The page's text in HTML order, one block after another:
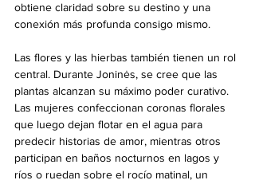
obtiene claridad sobre su destino y una
conexión más profunda consigo mismo.
Las flores y las hierbas también tienen un rol
central. Durante Joninės, se cree que las
plantas alcanzan su máximo poder curativo.
Las mujeres confeccionan coronas florales
que luego dejan flotar en el agua para
predecir historias de amor, mientras otros
participan en baños nocturnos en lagos y
ríos o ruedan sobre el rocío matinal, un